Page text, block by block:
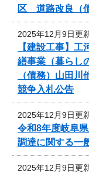
区 道路改良（
2025年12月9日更
【建設工事】
繕事業（暮らし
（債務）山田
競争入札公告
2025年12月9日更
令和8年度岐阜
調達に関する一
2025年12月9日更